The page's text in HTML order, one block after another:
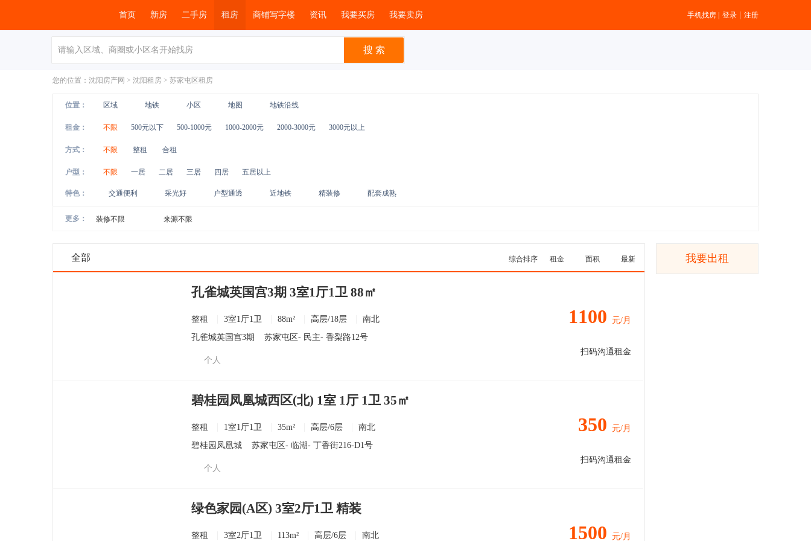
首页 新房 二手房 租房 商铺写字楼 资讯 我要买房 我要卖房 手机找房 登录 注册
您的位置： 沈阳房产网 > 沈阳租房 > 苏家屯区租房
位置： 区域 地铁 小区 地图 地铁沿线
租金： 不限 500元以下 500-1000元 1000-2000元 2000-3000元 3000元以上
方式： 不限 整租 合租
户型： 不限 一居 二居 三居 四居 五居以上
特色： 交通便利 采光好 户型通透 近地铁 精装修 配套成熟
更多： 装修不限 来源不限
全部 综合排序 租金 面积 最新
孔雀城英国宫3期 3室1厅1卫 88㎡
整租 3室1厅1卫 88m² 高层/18层
南北
孔雀城英国宫3期
苏家屯区- 民主- 香梨路12号
个人
1100 元/月
扫码沟通租金
碧桂园凤凰城西区(北) 1室 1厅 1卫 35㎡
整租 1室1厅1卫 35m² 高层/6层
南北
碧桂园凤凰城
苏家屯区- 临湖- 丁香街216-D1号
个人
350 元/月
扫码沟通租金
绿色家园(A区) 3室2厅1卫 精装
整租 3室2厅1卫 113m² 高层/6层 南北 1500 元/月
我要出租